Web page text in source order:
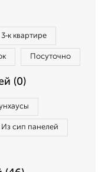
3‑к квартире
Посуточно
(0)
Из сип панелей